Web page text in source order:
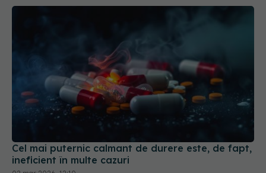
Cel mai puternic calmant de durere este, de fapt,
ineficient în multe cazuri